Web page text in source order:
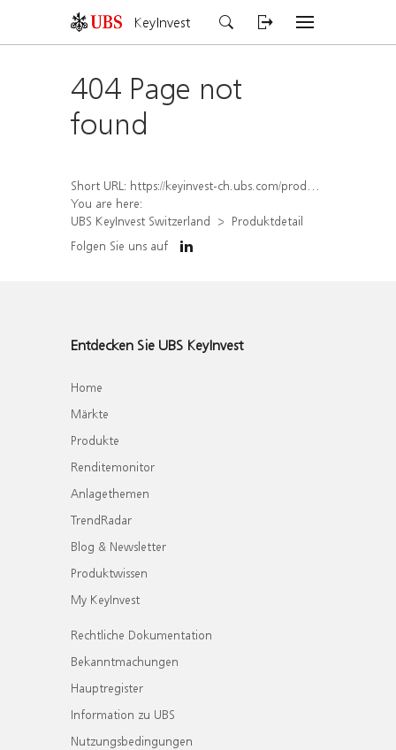
KeyInvest
404 Page not
found
Short URL: https://keyinvest-ch.ubs.com/produkt/detail/index/isin/CH1578791555
You are here:
UBS KeyInvest Switzerland
Produktdetail
Folgen Sie uns auf
Entdecken Sie UBS KeyInvest
Home
Märkte
Produkte
Renditemonitor
Anlagethemen
TrendRadar
Blog & Newsletter
Produktwissen
My KeyInvest
Rechtliche Dokumentation
Bekanntmachungen
Hauptregister
Information zu UBS
Nutzungsbedingungen